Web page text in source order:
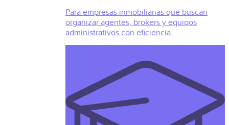
Para empresas inmobiliarias que buscan
organizar agentes, brokers y equipos
administrativos con eficiencia.